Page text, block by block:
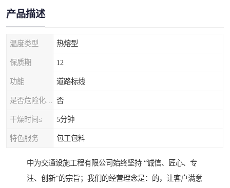
产品描述
温度类型 热熔型
保质期 12
功能 道路标线
否
干燥时间≤ 5分钟
特色服务 包工包料
中为交通设施工程有限公司始终坚持 “诚信、匠心、专
注、创新”的宗旨；我们的经营理念是：的，让客户满意